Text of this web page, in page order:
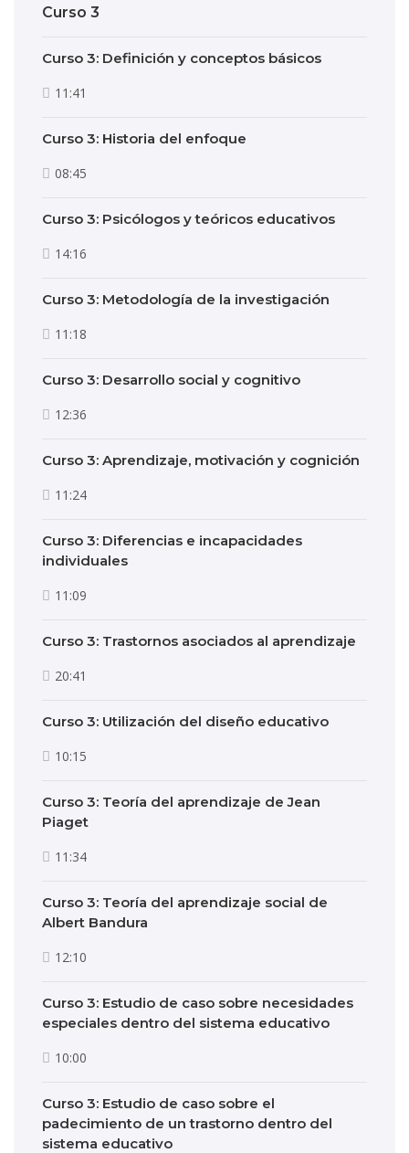
Curso 3
Curso 3: Definición y conceptos básicos
11:41
Curso 3: Historia del enfoque
08:45
Curso 3: Psicólogos y teóricos educativos
14:16
Curso 3: Metodología de la investigación
11:18
Curso 3: Desarrollo social y cognitivo
12:36
Curso 3: Aprendizaje, motivación y cognición
11:24
Curso 3: Diferencias e incapacidades
individuales
11:09
Curso 3: Trastornos asociados al aprendizaje
20:41
Curso 3: Utilización del diseño educativo
10:15
Curso 3: Teoría del aprendizaje de Jean
Piaget
11:34
Curso 3: Teoría del aprendizaje social de
Albert Bandura
12:10
Curso 3: Estudio de caso sobre necesidades
especiales dentro del sistema educativo
10:00
Curso 3: Estudio de caso sobre el
padecimiento de un trastorno dentro del
sistema educativo